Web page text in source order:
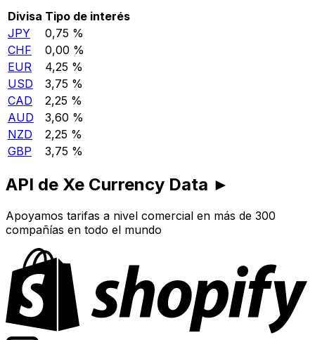
Divisa Tipo de interés
JPY
0,75 %
CHF
0,00 %
EUR
4,25 %
USD
3,75 %
CAD
2,25 %
AUD
3,60 %
NZD
2,25 %
GBP
3,75 %
API de Xe Currency Data ►
Apoyamos tarifas a nivel comercial en más de 300
compañías en todo el mundo